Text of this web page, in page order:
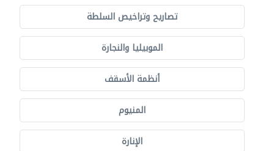
تصاريح وتراخيص السلطة
الموبيليا والنجارة
أنظمة الأسقف
المنيوم
الإنارة